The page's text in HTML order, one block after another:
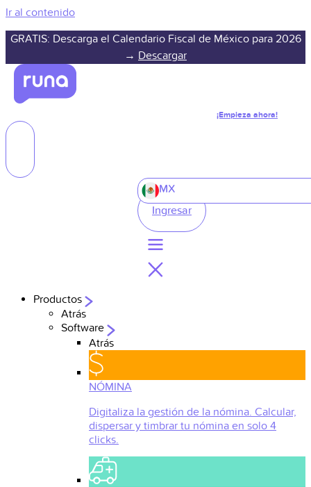
Ir al contenido
GRATIS: Descarga el Calendario Fiscal de México para 2026
→ Descargar
¡Empieza ahora!
MX
Ingresar
Productos
Atrás
Software
Atrás
NÓMINA
Digitaliza la gestión de la nómina. Calcular,
dispersar y timbrar tu nómina en solo 4
clicks.